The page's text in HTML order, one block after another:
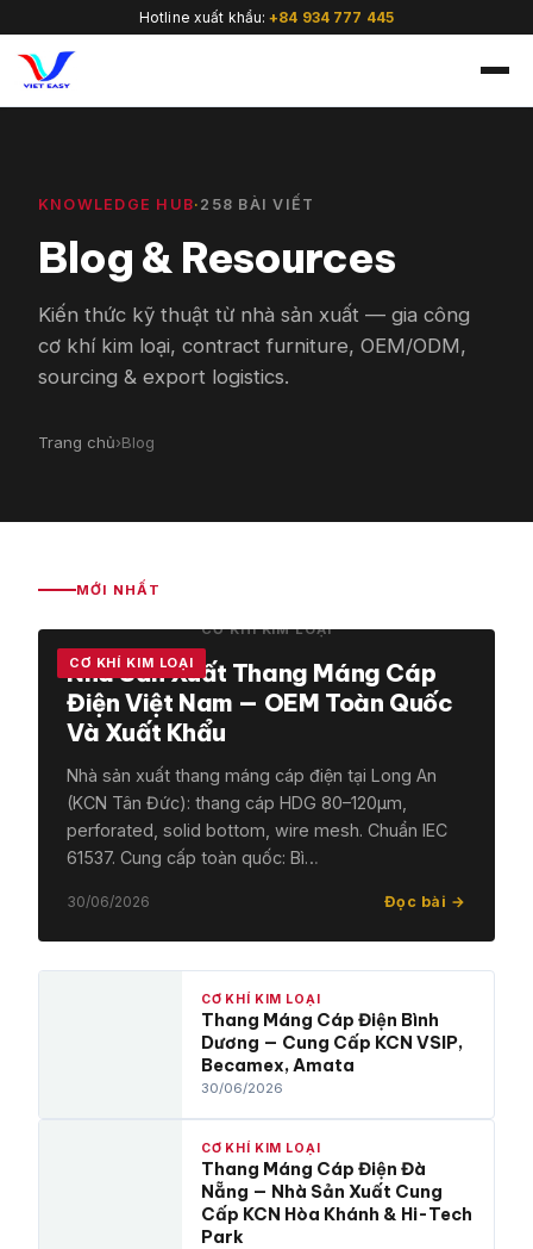
Hotline xuất khẩu:+84 934 777 445
KNOWLEDGE HUB· 258 BÀI VIẾT
Blog & Resources
Kiến thức kỹ thuật từ nhà sản xuất — gia công
cơ khí kim loại, contract furniture, OEM/ODM,
sourcing & export logistics.
Trang chủ›Blog
MỚI NHẤT
CƠ KHÍ KIM LOẠI
CƠ KHÍ KIM LOẠI
Nhà Sản Xuất Thang Máng Cáp
Điện Việt Nam — OEM Toàn Quốc
Và Xuất Khẩu
Nhà sản xuất thang máng cáp điện tại Long An
(KCN Tân Đức): thang cáp HDG 80–120μm,
perforated, solid bottom, wire mesh. Chuẩn IEC
61537. Cung cấp toàn quốc: Bì…
30/06/2026 Đọc bài →
CƠ KHÍ KIM LOẠI
Thang Máng Cáp Điện Bình
Dương — Cung Cấp KCN VSIP,
Becamex, Amata
30/06/2026
CƠ KHÍ KIM LOẠI
Thang Máng Cáp Điện Đà
Nẵng — Nhà Sản Xuất Cung
Cấp KCN Hòa Khánh & Hi-Tech
Park